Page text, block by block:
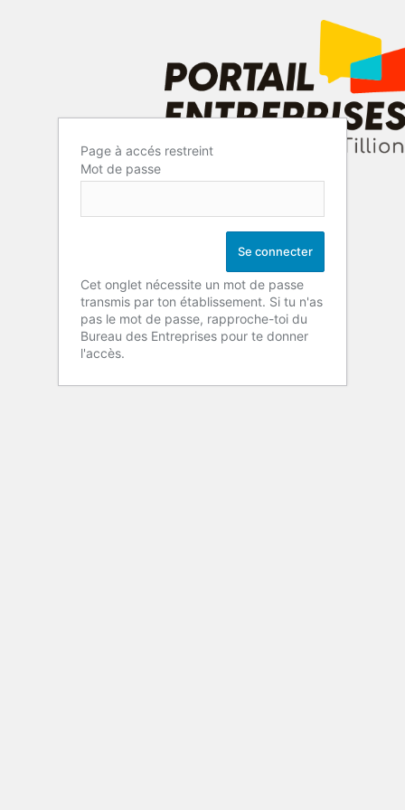
Page à accés restreint
Mot de passe
Cet onglet nécessite un mot de passe
transmis par ton établissement. Si tu n'as
pas le mot de passe, rapproche-toi du
Bureau des Entreprises pour te donner
l'accès.